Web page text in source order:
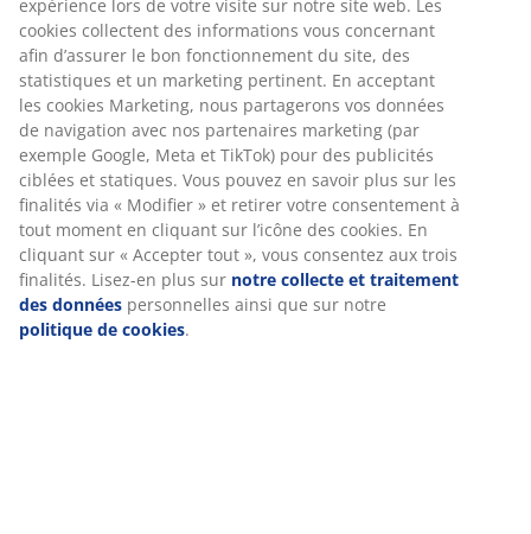
expérience lors de votre visite sur notre site web. Les
cookies collectent des informations vous concernant
afin d’assurer le bon fonctionnement du site, des
statistiques et un marketing pertinent. En acceptant
les cookies Marketing, nous partagerons vos données
de navigation avec nos partenaires marketing (par
exemple Google, Meta et TikTok) pour des publicités
ciblées et statiques. Vous pouvez en savoir plus sur les
finalités via « Modifier » et retirer votre consentement à
tout moment en cliquant sur l’icône des cookies. En
cliquant sur « Accepter tout », vous consentez aux trois
finalités. Lisez-en plus sur notre collecte et traitement
des données personnelles ainsi que sur notre
politique de cookies.